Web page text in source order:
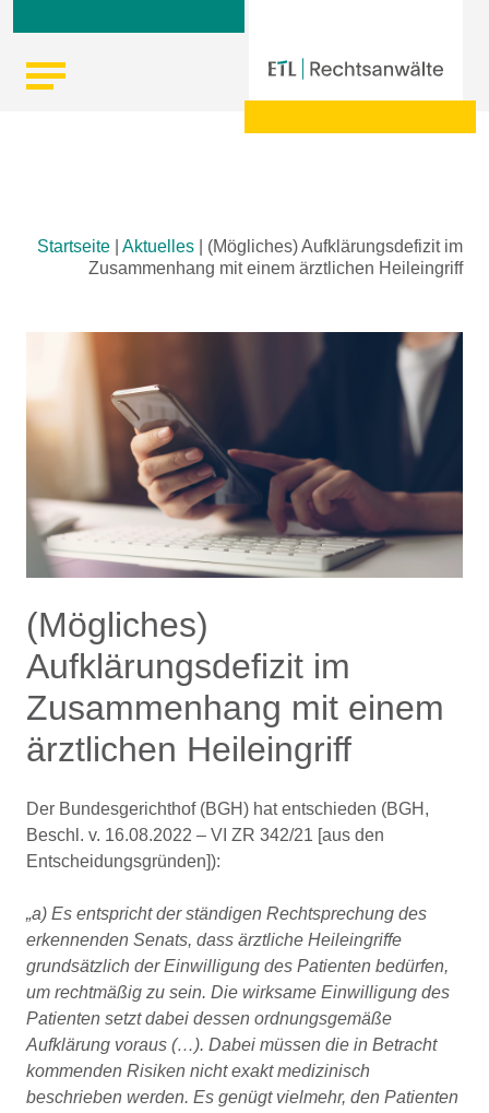
Startseite Aktuelles
(Mögliches) Aufklärungsdefizit im
Zusammenhang mit einem ärztlichen Heileingriff
(Mögliches)
Aufklärungsdefizit im
Zusammenhang mit einem
ärztlichen Heileingriff
Der Bundesgerichthof (BGH) hat entschieden (BGH,
Beschl. v. 16.08.2022 – VI ZR 342/21 [aus den
Entscheidungsgründen]):
„a) Es entspricht der ständigen Rechtsprechung des
erkennenden Senats, dass ärztliche Heileingriffe
grundsätzlich der Einwilligung des Patienten bedürfen,
um rechtmäßig zu sein. Die wirksame Einwilligung des
Patienten setzt dabei dessen ordnungsgemäße
Aufklärung voraus (…). Dabei müssen die in Betracht
kommenden Risiken nicht exakt medizinisch
beschrieben werden. Es genügt vielmehr, den Patienten